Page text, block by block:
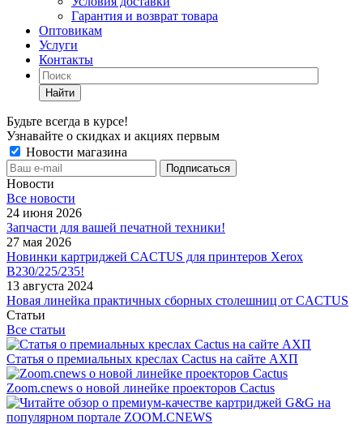
Гарантия и возврат товара
Оптовикам
Услуги
Контакты
Найти
Будьте всегда в курсе!
Узнавайте о скидках и акциях первым
Новости магазина
Новости
Все новости
24 июня 2026
Запчасти для вашей печатной техники!
27 мая 2026
Новинки картриджей CACTUS для принтеров Xerox
B230/225/235!
13 августа 2024
Новая линейка практичных сборных столешниц от CACTUS
Статьи
Все статьи
Статья о премиальных креслах Cactus на сайте АХП
Zoom.cnews о новой линейке проекторов Cactus